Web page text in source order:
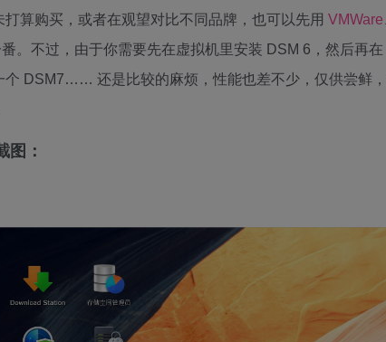
算购买，或者在观望对比不同品牌，也可以先用 VMWare
。不过，由于你需要先在虚拟机里安装 DSM 6，然后再
个 DSM7…… 还是比较的麻烦，性能也差不少，仅供尝鲜
图：